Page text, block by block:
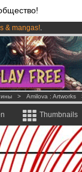
& mangas!.
month !Get membership
> Amilova : Artworks
Thumbnails